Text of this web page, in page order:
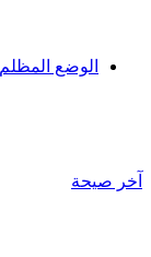
الوضع المظلم
آخر صيحة